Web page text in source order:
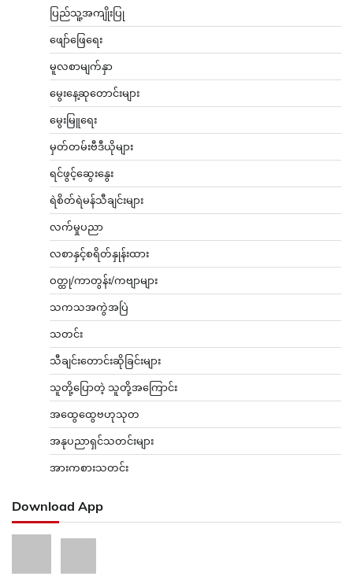
ပြည်သူ့အကျိုးပြု
ဖျော်ဖြေရေး
မူလစာမျက်နှာ
မွေးနေ့ဆုတောင်းများ
မွေးမြူရေး
မှတ်တမ်းဗီဒီယိုများ
ရင်ဖွင့်ဆွေးနွေး
ရဲစိတ်ရဲမန်သီချင်းများ
လက်မှုပညာ
လစာနှင့်စရိတ်နှုန်းထား
ဝတ္ထု/ကာတွန်း/ကဗျာများ
သကသအကွဲအပြဲ
သတင်း
သီချင်းတောင်းဆိုခြင်းများ
သူတို့ပြောတဲ့ သူတို့အကြောင်း
အထွေထွေဗဟုသုတ
အနုပညာရှင်သတင်းများ
အားကစားသတင်း
Download App